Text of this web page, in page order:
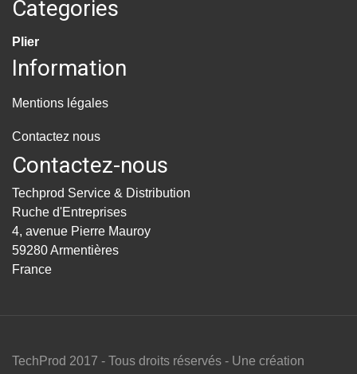
Categories
Plier
Information
Mentions légales
Contactez nous
Contactez-nous
Techprod Service & Distribution
Ruche d'Entreprises
4, avenue Pierre Mauroy
59280 Armentières
France
TechProd 2017 - Tous droits réservés - Une création